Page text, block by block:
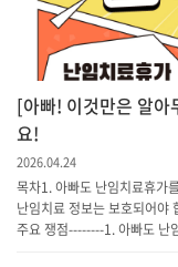
[아빠! 이것만은 알아
요!
2026.04.24
목차1. 아빠도 난임치료휴가
난임치료 정보는 보호되어야
주요 쟁점--------1. 아빠도 난